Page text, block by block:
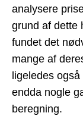
analysere
grund af dette
fundet det
mange af
ligeledes
endda nogle
beregning.